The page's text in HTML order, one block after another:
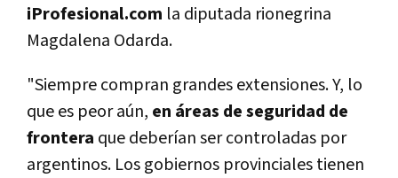
iProfesional.com la diputada rionegrina
Magdalena Odarda.
"Siempre compran grandes extensiones. Y, lo
que es peor aún, en áreas de seguridad de
frontera que deberían ser controladas por
argentinos. Los gobiernos provinciales tienen